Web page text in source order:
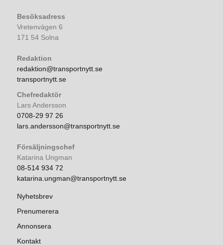
Besöksadress
Vretenvägen 6
171 54 Solna
Redaktion
redaktion@transportnytt.se
transportnytt.se
Chefredaktör
Lars Andersson
0708-29 97 26
lars.andersson@transportnytt.se
Försäljningschef
Katarina Ungman
08-514 934 72
katarina.ungman@transportnytt.se
Nyhetsbrev
Prenumerera
Annonsera
Kontakt